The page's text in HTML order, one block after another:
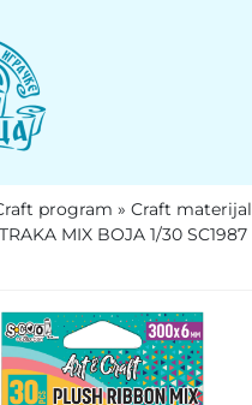
program » Craft materijal
MIX BOJA 1/30 SC1987